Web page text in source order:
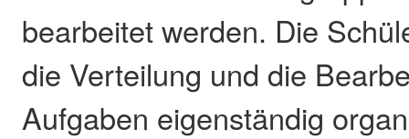
bearbeitet werden. Die
die Verteilung und die
Aufgaben eigenständig